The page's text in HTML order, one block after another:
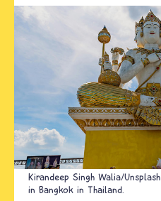
Kirandeep Singh Walia/Unsplash
in Bangkok in Thailand.